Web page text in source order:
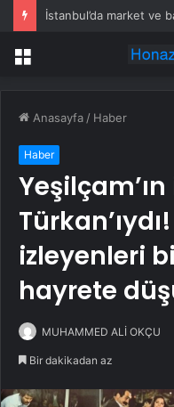
Menü
Anasayfa / Haber
Haber
izleyenleri
hayrete
MUHAMMED ALİ OKÇU
Bir dakikadan az